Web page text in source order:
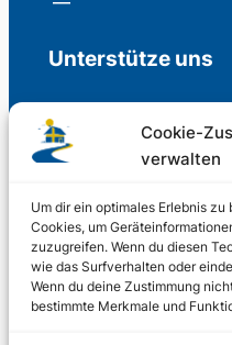
Cookie-
verwalten
Um dir ein optimales Erlebnis
Cookies, um
zuzugreifen. Wenn du diesen
wie das Surfverhalten oder
Wenn du deine Zustimmung
bestimmte Merkmale und
Unterstütze uns
Freiwillige Spenden
Support us